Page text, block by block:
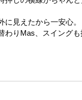
に見えたから一安心。
わりMas、スイング